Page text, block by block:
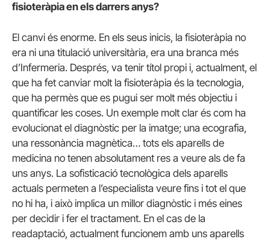
fisioteràpia en els darrers anys?
El canvi és enorme. En els seus inicis, la fisioteràpia no
era ni una titulació universitària, era una branca més
d’Infermeria. Després, va tenir títol propi i, actualment, el
que ha fet canviar molt la fisioteràpia és la tecnologia,
que ha permès que es pugui ser molt més objectiu i
quantificar les coses. Un exemple molt clar és com ha
evolucionat el diagnòstic per la imatge; una ecografia,
una ressonància magnètica… tots els aparells de
medicina no tenen absolutament res a veure als de fa
uns anys. La sofisticació tecnològica dels aparells
actuals permeten a l’especialista veure fins i tot el que
no hi ha, i això implica un millor diagnòstic i més eines
per decidir i fer el tractament. En el cas de la
readaptació, actualment funcionem amb uns aparells